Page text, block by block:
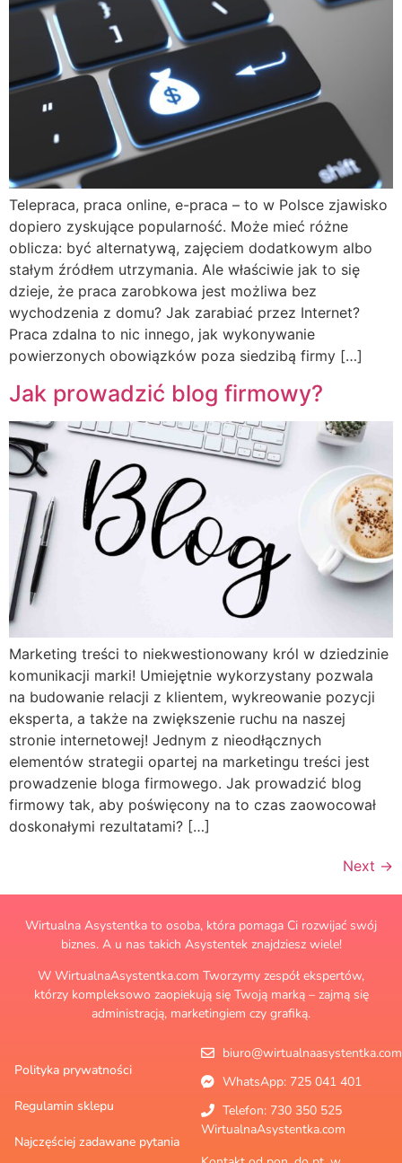
Telepraca, praca online, e-praca – to w Polsce zjawisko
dopiero zyskujące popularność. Może mieć różne
oblicza: być alternatywą, zajęciem dodatkowym albo
stałym źródłem utrzymania. Ale właściwie jak to się
dzieje, że praca zarobkowa jest możliwa bez
wychodzenia z domu? Jak zarabiać przez Internet?
Praca zdalna to nic innego, jak wykonywanie
powierzonych obowiązków poza siedzibą firmy […]
Jak prowadzić blog firmowy?
Marketing treści to niekwestionowany król w dziedzinie
komunikacji marki! Umiejętnie wykorzystany pozwala
na budowanie relacji z klientem, wykreowanie pozycji
eksperta, a także na zwiększenie ruchu na naszej
stronie internetowej! Jednym z nieodłącznych
elementów strategii opartej na marketingu treści jest
prowadzenie bloga firmowego. Jak prowadzić blog
firmowy tak, aby poświęcony na to czas zaowocował
doskonałymi rezultatami? […]
Next →
Wirtualna Asystentka to osoba, która pomaga Ci rozwijać swój
biznes. A u nas takich Asystentek znajdziesz wiele!
W WirtualnaAsystentka.com Tworzymy zespół ekspertów,
którzy kompleksowo zaopiekują się Twoją marką – zajmą się
administracją, marketingiem czy grafiką.
Polityka prywatności
Regulamin sklepu
Najczęściej zadawane pytania
biuro@wirtualnaasystentka.com
WhatsApp: 725 041 401
Telefon: 730 350 525
WirtualnaAsystentka.com